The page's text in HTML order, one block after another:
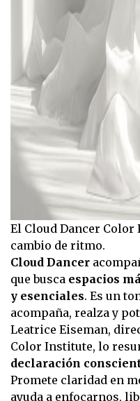
El Cloud Dancer Color
cambio de ritmo.
Cloud Dancer
que busca espacios
y esenciales. Es un
acompaña, realza y
Leatrice Eiseman,
Color Institute, lo
declaración
Promete claridad en
ayuda a enfocarnos,